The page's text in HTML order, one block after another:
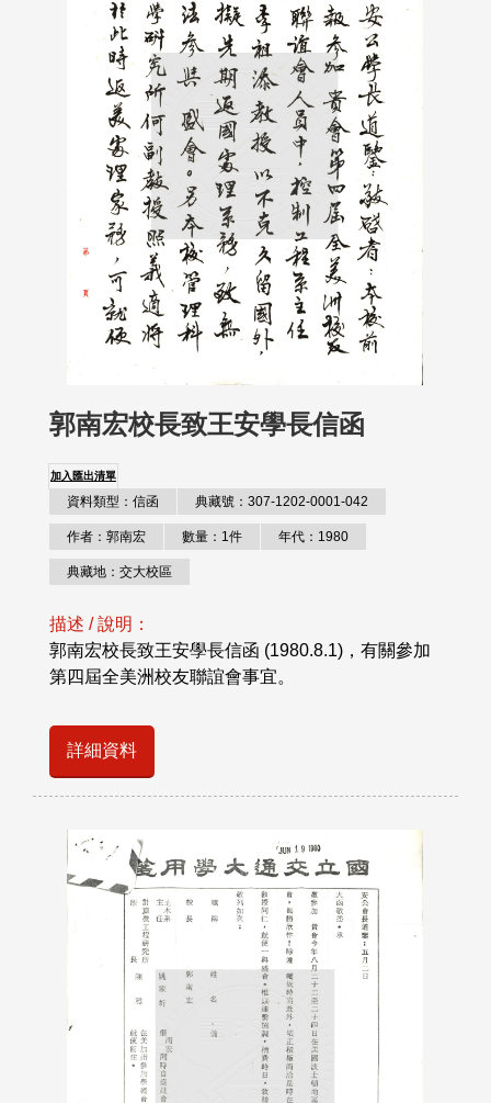
郭南宏校長致王安學長信函
加入匯出清單
資料類型：信函 典藏號：307-1202-0001-042
作者：郭南宏 數量：1件 年代：1980
典藏地：交大校區
描述 / 說明：
郭南宏校長致王安學長信函 (1980.8.1)，有關參加
第四屆全美洲校友聯誼會事宜。
詳細資料